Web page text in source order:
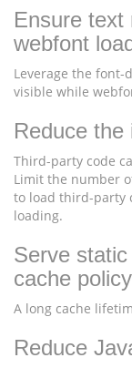
Ensure text
webfont
Leverage the font-
visible while
Reduce
Third-party code
Limit the number
to load third-party
loading.
Serve
cache policy
A long cache
Reduce